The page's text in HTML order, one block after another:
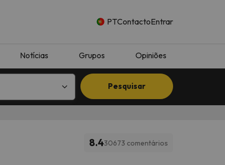
PTContactoEntrar
Notícias Grupos Opiniões
Pesquisar
8.430673 comentários